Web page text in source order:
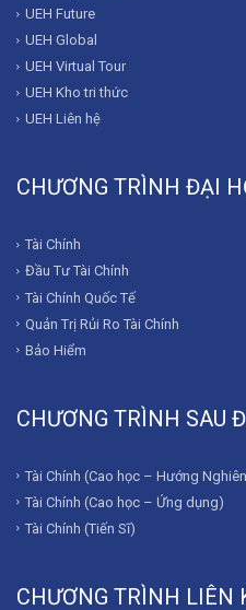
UEH Future
UEH Global
UEH Virtual Tour
UEH Kho tri thức
UEH Liên hệ
CHƯƠNG TRÌNH ĐẠI
Tài Chính
Đầu Tư Tài Chính
Tài Chính Quốc Tế
Quản Trị Rủi Ro Tài Chính
Bảo Hiểm
CHƯƠNG TRÌNH SAU
Tài Chính (Cao học – Hướng
Tài Chính (Cao học – Ứng dụng)
Tài Chính (Tiến Sĩ)
CHƯƠNG TRÌNH LIÊN